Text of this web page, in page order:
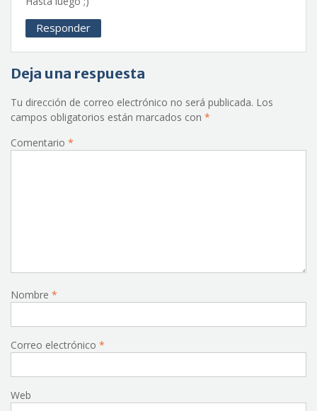
Responder
Deja una respuesta
Tu dirección de correo electrónico no será publicada. Los
campos obligatorios están marcados con *
Comentario *
Nombre *
Correo electrónico *
Web